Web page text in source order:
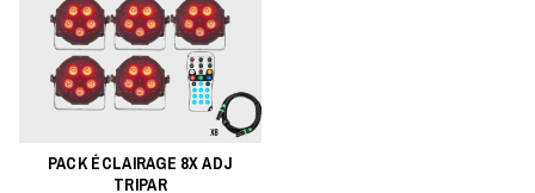
PACK ÉCLAIRAGE 8X ADJ
TRIPAR